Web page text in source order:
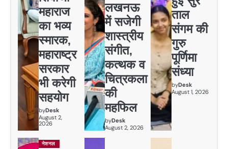
महाराज
का भव्य
स्मारक,
महाराष्ट्र
सरकार
भी करेगी
सहयोग
byDesk
August 2,
2026
लखनऊ
में सजेगी
शास्त्रीय
संगीत,
कत्थक व
चित्रकला
की
महफिल
byDesk
August 2, 2026
ताल
संगम की
गुरु
पूर्णिमा
संध्या
byDesk
August 1, 2026
नेशनल